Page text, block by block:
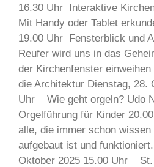
16.30 Uhr Interaktive
Mit Handy oder Tablet
19.00 Uhr Fensterblick und
Reufer wird uns in das
der Kirchenfenster
die Architektur Dienstag, 28.
Uhr Wie geht orgeln? Udo
Orgelführung für Kinder
alle, die immer schon
aufgebaut ist und
Oktober 2025 15.00 Uhr St.